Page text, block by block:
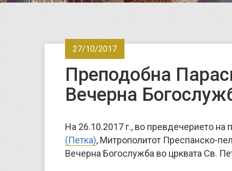
27/10/2017
Преподобна
Вечерна
На 26.10.2017 г., во превдечерието на
(Петка), Митрополитот Преспанско-
Вечерна Богослужба во црквата Св.